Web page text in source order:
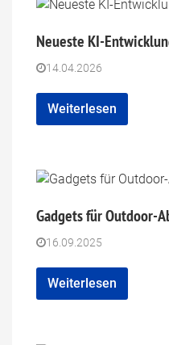
Neueste KI-
14.04.2026
Weiterlesen
Gadgets für Outdoor-
16.09.2025
Weiterlesen